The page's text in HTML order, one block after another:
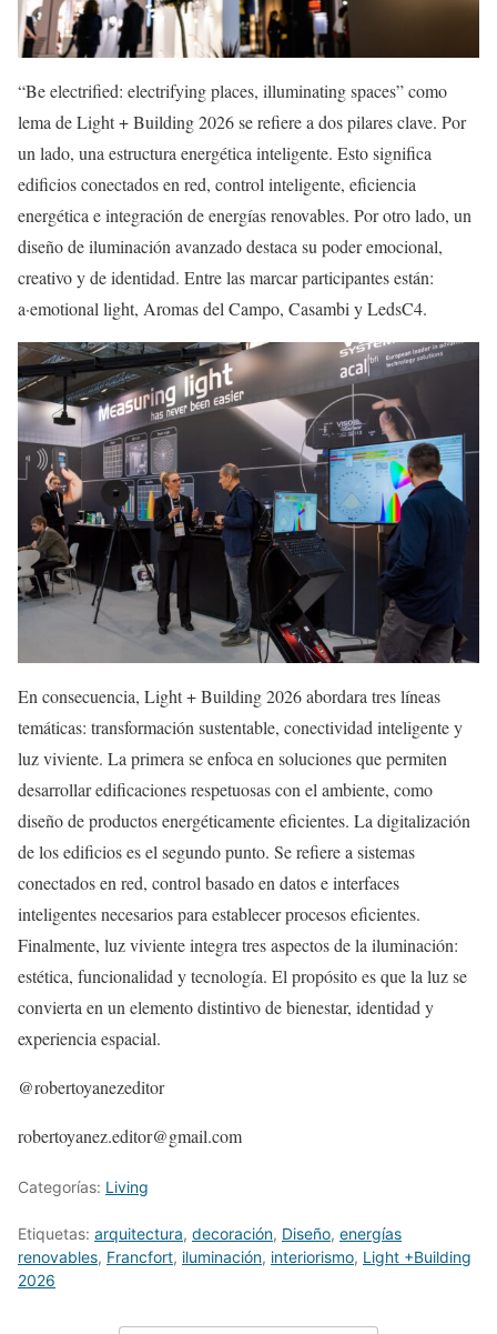
“Be electrified: electrifying places, illuminating spaces” como
lema de Light + Building 2026 se refiere a dos pilares clave. Por
un lado, una estructura energética inteligente. Esto significa
edificios conectados en red, control inteligente, eficiencia
energética e integración de energías renovables. Por otro lado, un
diseño de iluminación avanzado destaca su poder emocional,
creativo y de identidad. Entre las marcar participantes están:
a·emotional light, Aromas del Campo, Casambi y LedsC4.
En consecuencia, Light + Building 2026 abordara tres líneas
temáticas: transformación sustentable, conectividad inteligente y
luz viviente. La primera se enfoca en soluciones que permiten
desarrollar edificaciones respetuosas con el ambiente, como
diseño de productos energéticamente eficientes. La digitalización
de los edificios es el segundo punto. Se refiere a sistemas
conectados en red, control basado en datos e interfaces
inteligentes necesarios para establecer procesos eficientes.
Finalmente, luz viviente integra tres aspectos de la iluminación:
estética, funcionalidad y tecnología. El propósito es que la luz se
convierta en un elemento distintivo de bienestar, identidad y
experiencia espacial.
@robertoyanezeditor
robertoyanez.editor@gmail.com
Categorías: Living
Etiquetas: arquitectura, decoración, Diseño, energías
renovables, Francfort, iluminación, interiorismo, Light +Building
2026